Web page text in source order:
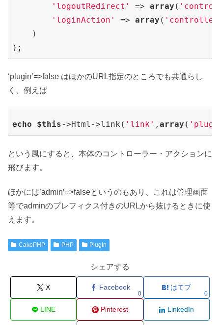
'logoutRedirect'
=> array (
'loginAction'
=> array (
    )
‘plugin’=>false はほかのURL指定のところでも共通らし
く、例えば
echo $this->Html->link( 'link' , array (
という風にすると、本体のコントローラー・アクションに
飛びます。
ほかには’admin’=>falseというのもあり、これは管理画面
等でadminのプレフィクス付きのURLから抜けるときに使
えます。
CakePHP PHP PlugIn
シェアする
X Facebook
0
はてブ
0
LINE Pinterest LinkedIn